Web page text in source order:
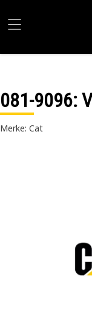
081-9096:
Merke: Cat